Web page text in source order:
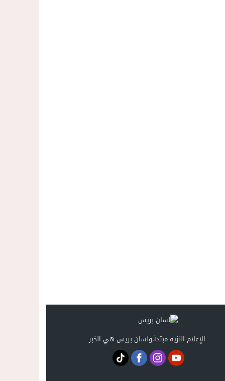
الإعلام النزيه مبتدأ،ولسان بريس هي الخبر